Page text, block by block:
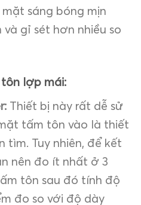
sáng bóng mịn
gỉ sét hơn nhiều so
lợp mái:
Thiết bị này rất dễ sử
tấm tôn vào là thiết
tìm. Tuy nhiên, để kết
nên đo ít nhất ở 3
tôn sau đó tính độ
đo so với độ dày